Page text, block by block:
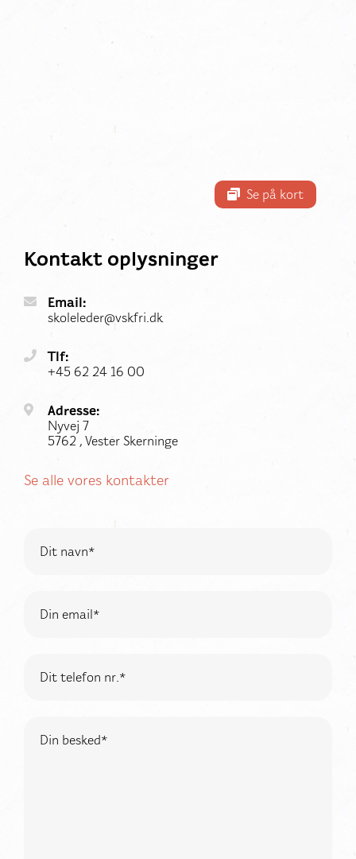
Kontakt oplysninger
Email:
skoleleder@vskfri.dk
Tlf:
+45 62 24 16 00
Adresse:
Nyvej 7
5762 , Vester Skerninge
Se alle vores kontakter
Se på kort